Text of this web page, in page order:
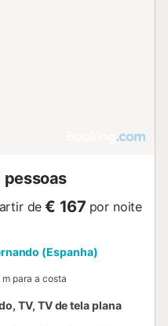
pessoas
de € 167 por noite
(Espanha)
para a costa
TV, TV de tela plana